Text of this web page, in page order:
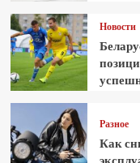
Новости
Разное
Как